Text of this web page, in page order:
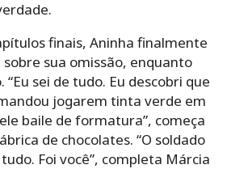
finais, Aninha finalmente
sua omissão, enquanto
sei de tudo. Eu descobri que
jogarem tinta verde em
baile de formatura”, começa
de chocolates. “O soldado
Foi você”, completa Márcia